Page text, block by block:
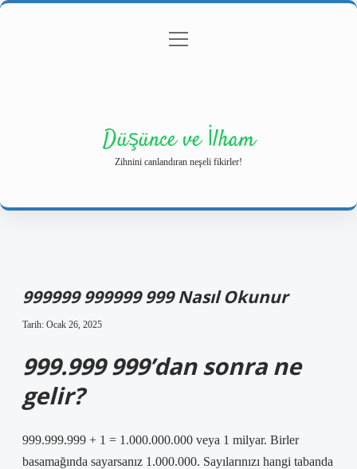
Gizlilik Politikası
menüyü
Düşünce ve İlham
Zihnini canlandıran neşeli fikirler!
999999 999999 999 Nasıl Okunur
Tarih: Ocak 26, 2025
999.999 999’dan sonra ne
gelir?
999.999.999 + 1 = 1.000.000.000 veya 1 milyar. Birler
basamağında sayarsanız 1.000.000. Sayılarınızı hangi tabanda